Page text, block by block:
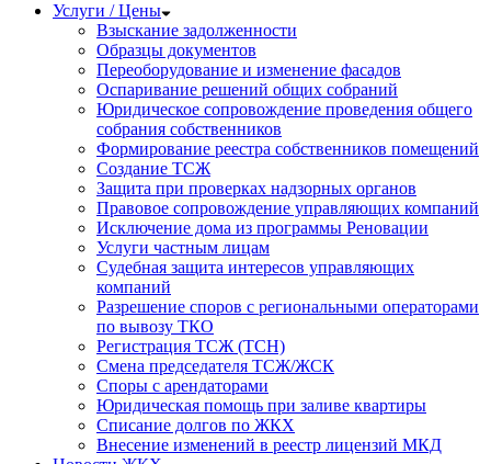
Услуги / Цены
Взыскание задолженности
Образцы документов
Переоборудование и изменение фасадов
Оспаривание решений общих собраний
Юридическое сопровождение проведения общего
собрания собственников
Формирование реестра собственников помещений
Создание ТСЖ
Защита при проверках надзорных органов
Правовое сопровождение управляющих компаний
Исключение дома из программы Реновации
Услуги частным лицам
Судебная защита интересов управляющих
компаний
Разрешение споров с региональными операторами
по вывозу ТКО
Регистрация ТСЖ (ТСН)
Смена председателя ТСЖ/ЖСК
Споры с арендаторами
Юридическая помощь при заливе квартиры
Списание долгов по ЖКХ
Внесение изменений в реестр лицензий МКД